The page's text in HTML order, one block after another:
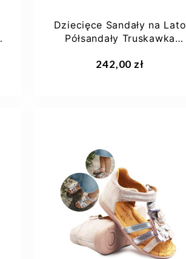
Dziecięce Sandały na Lato
Półsandały Truskawka
242,00 zł
22 23 24